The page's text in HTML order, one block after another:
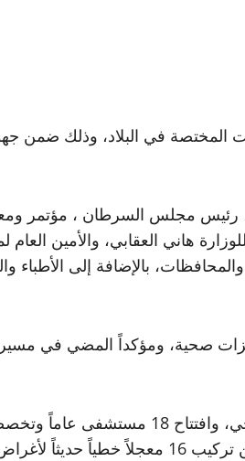
المواد المخدرة بالتعاون مع الجهات المختصة في
رئيس مجلس السرطان ،
هاني العقابي، والأمين
بالإضافة إلى الأطباء
صحية، ومؤكداً المضي في مسيرة